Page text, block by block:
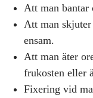
Att man bantar
Att man
ensam.
Att man äter
frukosten eller
Fixering vid